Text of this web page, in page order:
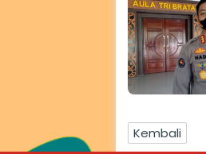
Kembali